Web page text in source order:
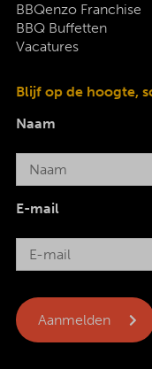
BBQenzo Franchise
BBQ Buffetten
Vacatures
Blijf op de hoogte,
Naam
E-mail